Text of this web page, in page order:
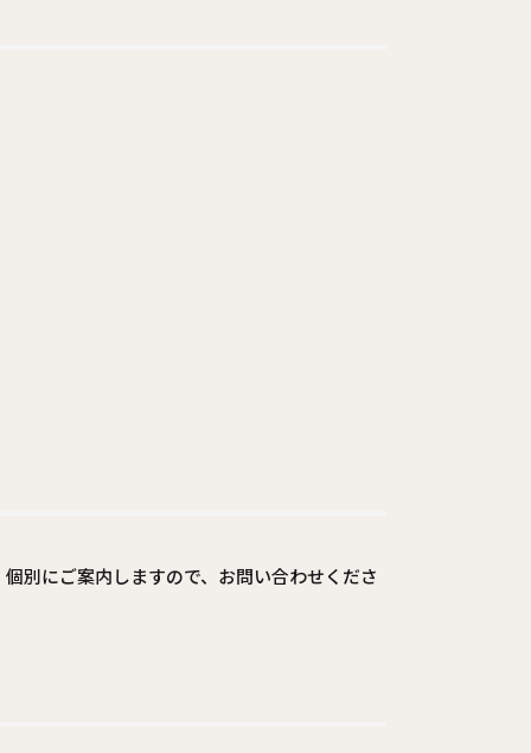
別にご案内しますので、お問い合わせくださ